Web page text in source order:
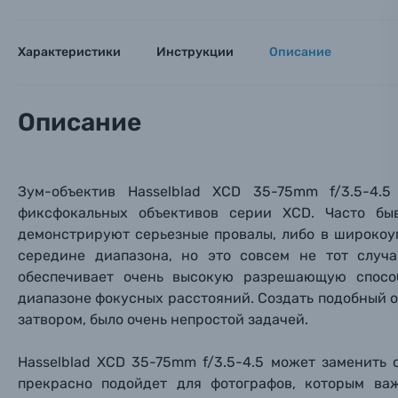
Оптические приборы
Электроника
Осветительное оборудование
Фоторамки
Фотоальбомы
Книги о фотографии, альбомы известных
Вами с
Характеристики Инструкции Описание
Описание
Зум-объектив Hasselblad XCD 35-75mm f/3.5-
фиксфокальных объективов серии XCD. Часто
демонстрируют серьезные провалы, либо в
середине диапазона, но это совсем не тот
обеспечивает очень высокую разрешающую
диапазоне фокусных расстояний. Создать подобный
затвором, было очень непростой задачей.
Hasselblad XCD 35-75mm f/3.5-4.5 может
прекрасно подойдет для фотографов, которым